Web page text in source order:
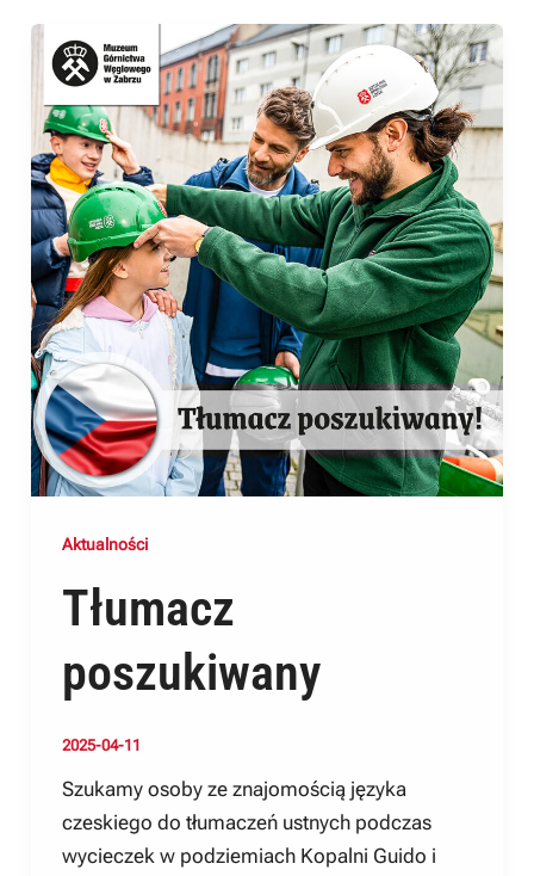
Aktualności
Tłumacz
poszukiwany
2025-04-11
Szukamy osoby ze znajomością języka
czeskiego do tłumaczeń ustnych podczas
wycieczek w podziemiach Kopalni Guido i